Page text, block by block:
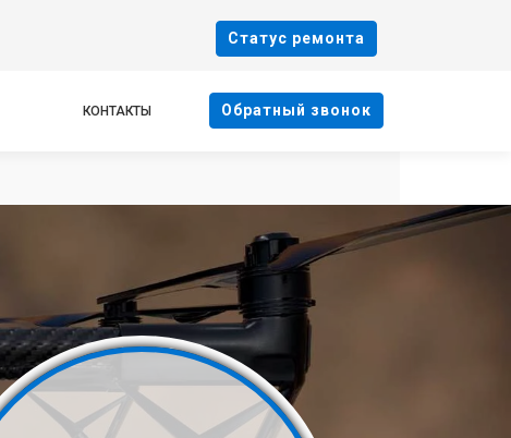
Cтатус ремонта
КОНТАКТЫ Oбратный звонок